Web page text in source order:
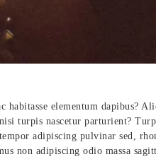
habitasse elementum dapibus?
turpis nascetur parturient?
adipiscing pulvinar sed,
non adipiscing odio massa